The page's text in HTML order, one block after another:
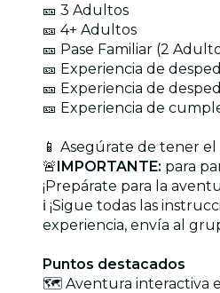
🎫 3 Adultos
🎫 4+ Adultos
🎫 Pase Familiar (2
🎫 Experiencia de
🎫 Experiencia de
🎫 Experiencia de
📱 Asegúrate de tener el
🚨IMPORTANTE: para
¡Prepárate para la
ℹ ¡Sigue todas las
experiencia, envía al
Puntos destacados
🗺 Aventura interactiva